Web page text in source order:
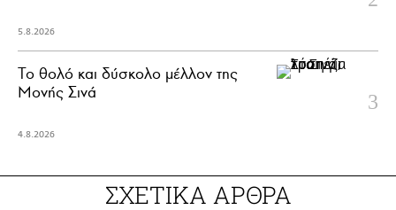
5.8.2026
Το θολό και δύσκολο μέλλον της
Μονής Σινά
4.8.2026
ΣΧΕΤΙΚΑ ΑΡΘΡΑ